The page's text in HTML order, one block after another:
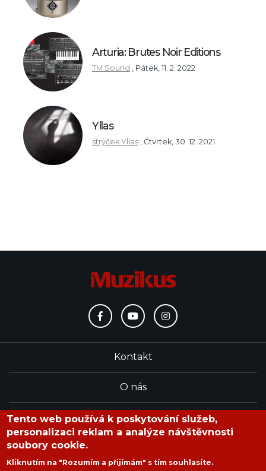
Arturia: Brutes Noir Editions
TM Sound , Pátek, 11. 2. 2022
Yllas
strýček Yllas , Čtvrtek, 30. 12. 2021
Kontakt
O nás
Redakce
Tento web používá k poskytování služeb,
personalizaci reklam a analýze návštěvnosti
soubory cookie.
Kliknutím na "Rozumím a přijímám" s tím souhlasíte.